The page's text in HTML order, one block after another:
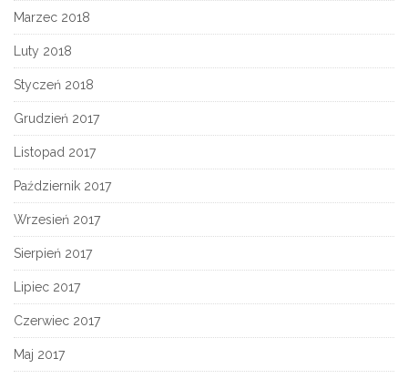
Marzec 2018
Luty 2018
Styczeń 2018
Grudzień 2017
Listopad 2017
Październik 2017
Wrzesień 2017
Sierpień 2017
Lipiec 2017
Czerwiec 2017
Maj 2017